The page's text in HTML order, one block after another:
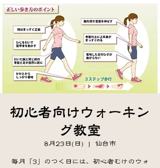
初心者向けウォーキン
グ教室
8月23日(日)
  |
仙台市
毎月「3」のつく日には、初心者むけのウォ